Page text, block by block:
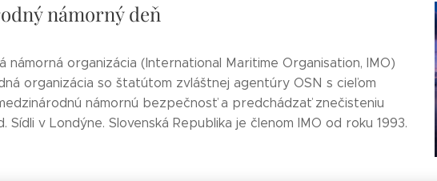
námorný deň
námorná organizácia (International Maritime Organisation, IMO)
organizácia so štatútom zvláštnej agentúry OSN s cieľom
námornú bezpečnosť a predchádzať znečisteniu
Sídli v Londýne. Slovenská Republika je členom IMO od roku 1993.